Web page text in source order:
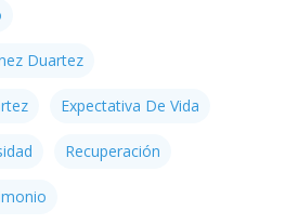
Duartez
Expectativa De Vida
Recuperación